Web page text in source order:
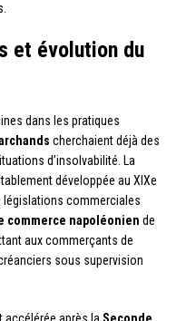
et évolution du
dans les pratiques
cherchaient déjà des
d’insolvabilité. La
développée au XIXe
législations commerciales
commerce napoléonien de
aux commerçants de
sous supervision